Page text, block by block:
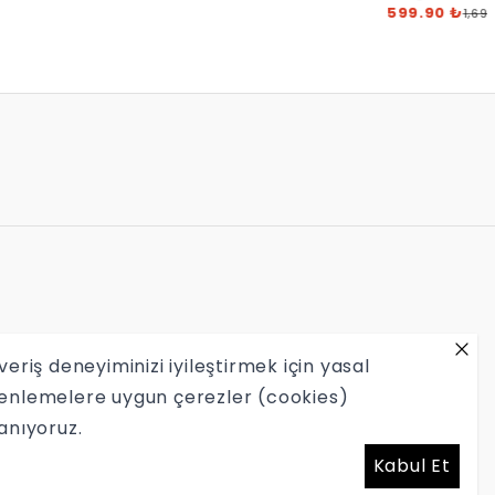
deneyiminizi iyileştirmek için yasal
uygun çerezler (cookies)
Kabul Et
Blank Zip
599.90 ₺